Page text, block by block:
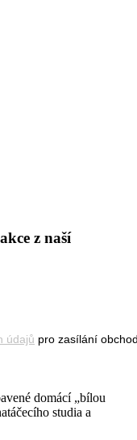
z naší
údajů pro zasílání
domácí „bílou
studia a